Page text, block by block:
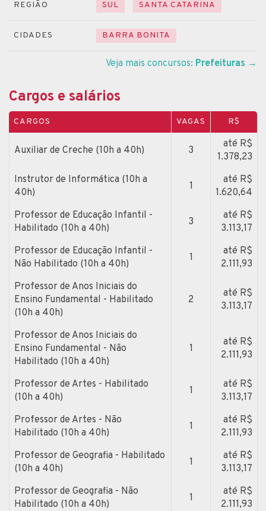
REGIÃO SUL SANTA CATARINA
CIDADES BARRA BONITA
Veja mais concursos: Prefeituras →
Cargos e salários
CARGOS VAGAS R$
Auxiliar de Creche (10h a 40h) 3
até R$
1.378,23
Instrutor de Informática (10h a
40h)
1
até R$
1.620,64
Professor de Educação Infantil -
Habilitado (10h a 40h)
3
até R$
3.113,17
Professor de Educação Infantil -
Não Habilitado (10h a 40h)
1
até R$
2.111,93
Professor de Anos Iniciais do
Ensino Fundamental - Habilitado
(10h a 40h)
2
até R$
3.113,17
Professor de Anos Iniciais do
Ensino Fundamental - Não
Habilitado (10h a 40h)
1
até R$
2.111,93
Professor de Artes - Habilitado
(10h a 40h)
1
até R$
3.113,17
Professor de Artes - Não
Habilitado (10h a 40h)
1
até R$
2.111,93
Professor de Geografia - Habilitado
(10h a 40h)
1
até R$
3.113,17
Professor de Geografia - Não
Habilitado (10h a 40h)
1
até R$
2.111,93